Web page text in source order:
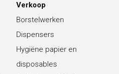
Verkoop
Borstelwerken
Dispensers
Hygiëne papier en
disposables